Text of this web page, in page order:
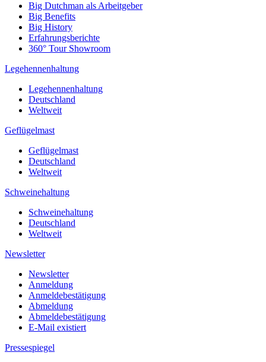
Big Dutchman als Arbeitgeber
Big Benefits
Big History
Erfahrungsberichte
360° Tour Showroom
Legehennenhaltung
Legehennenhaltung
Deutschland
Weltweit
Geflügelmast
Geflügelmast
Deutschland
Weltweit
Schweinehaltung
Schweinehaltung
Deutschland
Weltweit
Newsletter
Newsletter
Anmeldung
Anmeldebestätigung
Abmeldung
Abmeldebestätigung
E-Mail existiert
Pressespiegel